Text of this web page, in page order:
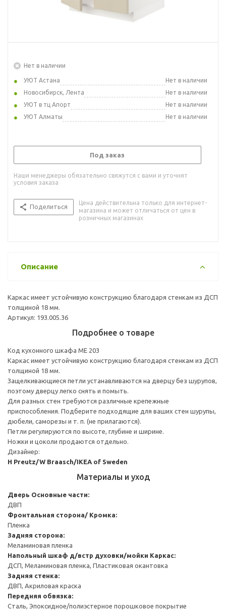
Нет в наличии
УЮТ Астана
Нет в наличии
Новосибирск, Лента
Нет в наличии
УЮТ в тц Апорт
Нет в наличии
УЮТ Алматы
Нет в наличии
Под заказ
Наши менеджеры обязательно свяжутся с вами и уточнят
условия заказа
Поделиться
Цена действительна только для интернет-
магазина и может отличаться от цен в
розничных магазинах
Описание
Каркас имеет устойчивую конструкцию благодаря стенкам из ДСП
толщиной 18 мм.
Артикул: 193.005.36
Подробнее о товаре
Код кухонного шкафа ME 203
Каркас имеет устойчивую конструкцию благодаря стенкам из ДСП
толщиной 18 мм.
Защелкивающиеся петли устанавливаются на дверцу без шурупов,
поэтому дверцу легко снять и помыть.
Для разных стен требуются различные крепежные
приспособления. Подберите подходящие для ваших стен шурупы,
дюбели, саморезы и т. п. (не прилагаются).
Петли регулируются по высоте, глубине и ширине.
Ножки и цоколи продаются отдельно.
Дизайнер:
H Preutz/W Braasch/IKEA of Sweden
Материалы и уход
Дверь Основные части:
ДВП
Фронтальная сторона/ Кромка:
Пленка
Задняя сторона:
Меламиновая пленка
Напольный шкаф д/встр духовки/мойки Каркас:
ДСП, Меламиновая пленка, Пластиковая окантовка
Задняя стенка:
ДВП, Акриловая краска
Передняя обвязка:
Сталь, Эпоксидное/полиэстерное порошковое покрытие